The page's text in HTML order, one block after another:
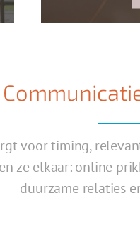
voor timing,
ze elkaar: online
duurzame relaties